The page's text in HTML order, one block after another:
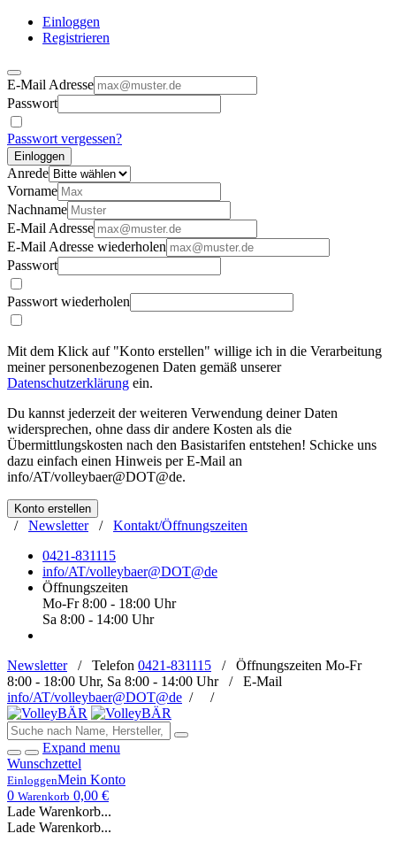
Einloggen
Registrieren
E-Mail Adresse
Passwort
Passwort vergessen?
Einloggen
Anrede
Vorname
Nachname
E-Mail Adresse
E-Mail Adresse wiederholen
Passwort
Passwort wiederholen
Mit dem Klick auf "Konto erstellen" willige ich in die Verarbeitung
meiner personenbezogenen Daten gemäß unserer
Datenschutzerklärung ein.
Du kannst jederzeit der weiteren Verwendung deiner Daten
widersprechen, ohne dass dir andere Kosten als die
Übermittlungskosten nach den Basistarifen entstehen! Schicke uns
dazu einfach einen Hinweis per E-Mail an
info/AT/volleybaer@DOT@de.
Konto erstellen
/ Newsletter/ Kontakt/Öffnungszeiten
0421-831115
info/AT/volleybaer@DOT@de
Öffnungszeiten
Mo-Fr 8:00 - 18:00 Uhr
Sa 8:00 - 14:00 Uhr
Newsletter/ Telefon 0421-831115 / Öffnungszeiten Mo-Fr
8:00 - 18:00 Uhr, Sa 8:00 - 14:00 Uhr / E-Mail
info/AT/volleybaer@DOT@de / /
Expand menu
Wunschzettel
EinloggenMein Konto
0 Warenkorb 0,00 €
Lade Warenkorb...
Lade Warenkorb...